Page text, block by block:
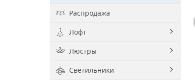
Распродажа
Лофт
Люстры
Светильники